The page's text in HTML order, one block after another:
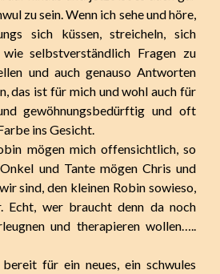
zu sein. Wenn ich sehe und höre,
sich küssen, streicheln, sich
selbstverständlich Fragen zu
und auch genauso Antworten
das ist für mich und wohl auch für
gewöhnungsbedürftig und oft
ins Gesicht.
mögen mich offensichtlich, so
und Tante mögen Chris und
sind, den kleinen Robin sowieso,
Echt, wer braucht denn da noch
und therapieren wollen…..
für ein neues, ein schwules